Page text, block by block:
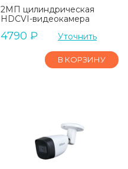
2МП цилиндрическая
HDCVI-видеокамера
4790 ₽ Уточнить
В КОРЗИНУ